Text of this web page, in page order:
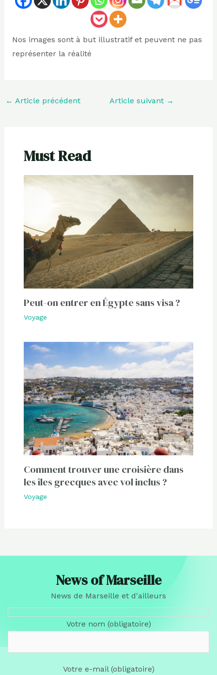
Nos images sont à but illustratif et peuvent ne pas
représenter la réalité
← Article précédent Article suivant →
Must Read
Peut-on entrer en Égypte sans visa ?
Voyage
Comment trouver une croisière dans
les îles grecques avec vol inclus ?
Voyage
News of Marseille
News de Marseille et d'ailleurs
Votre nom (obligatoire)
Votre e-mail (obligatoire)